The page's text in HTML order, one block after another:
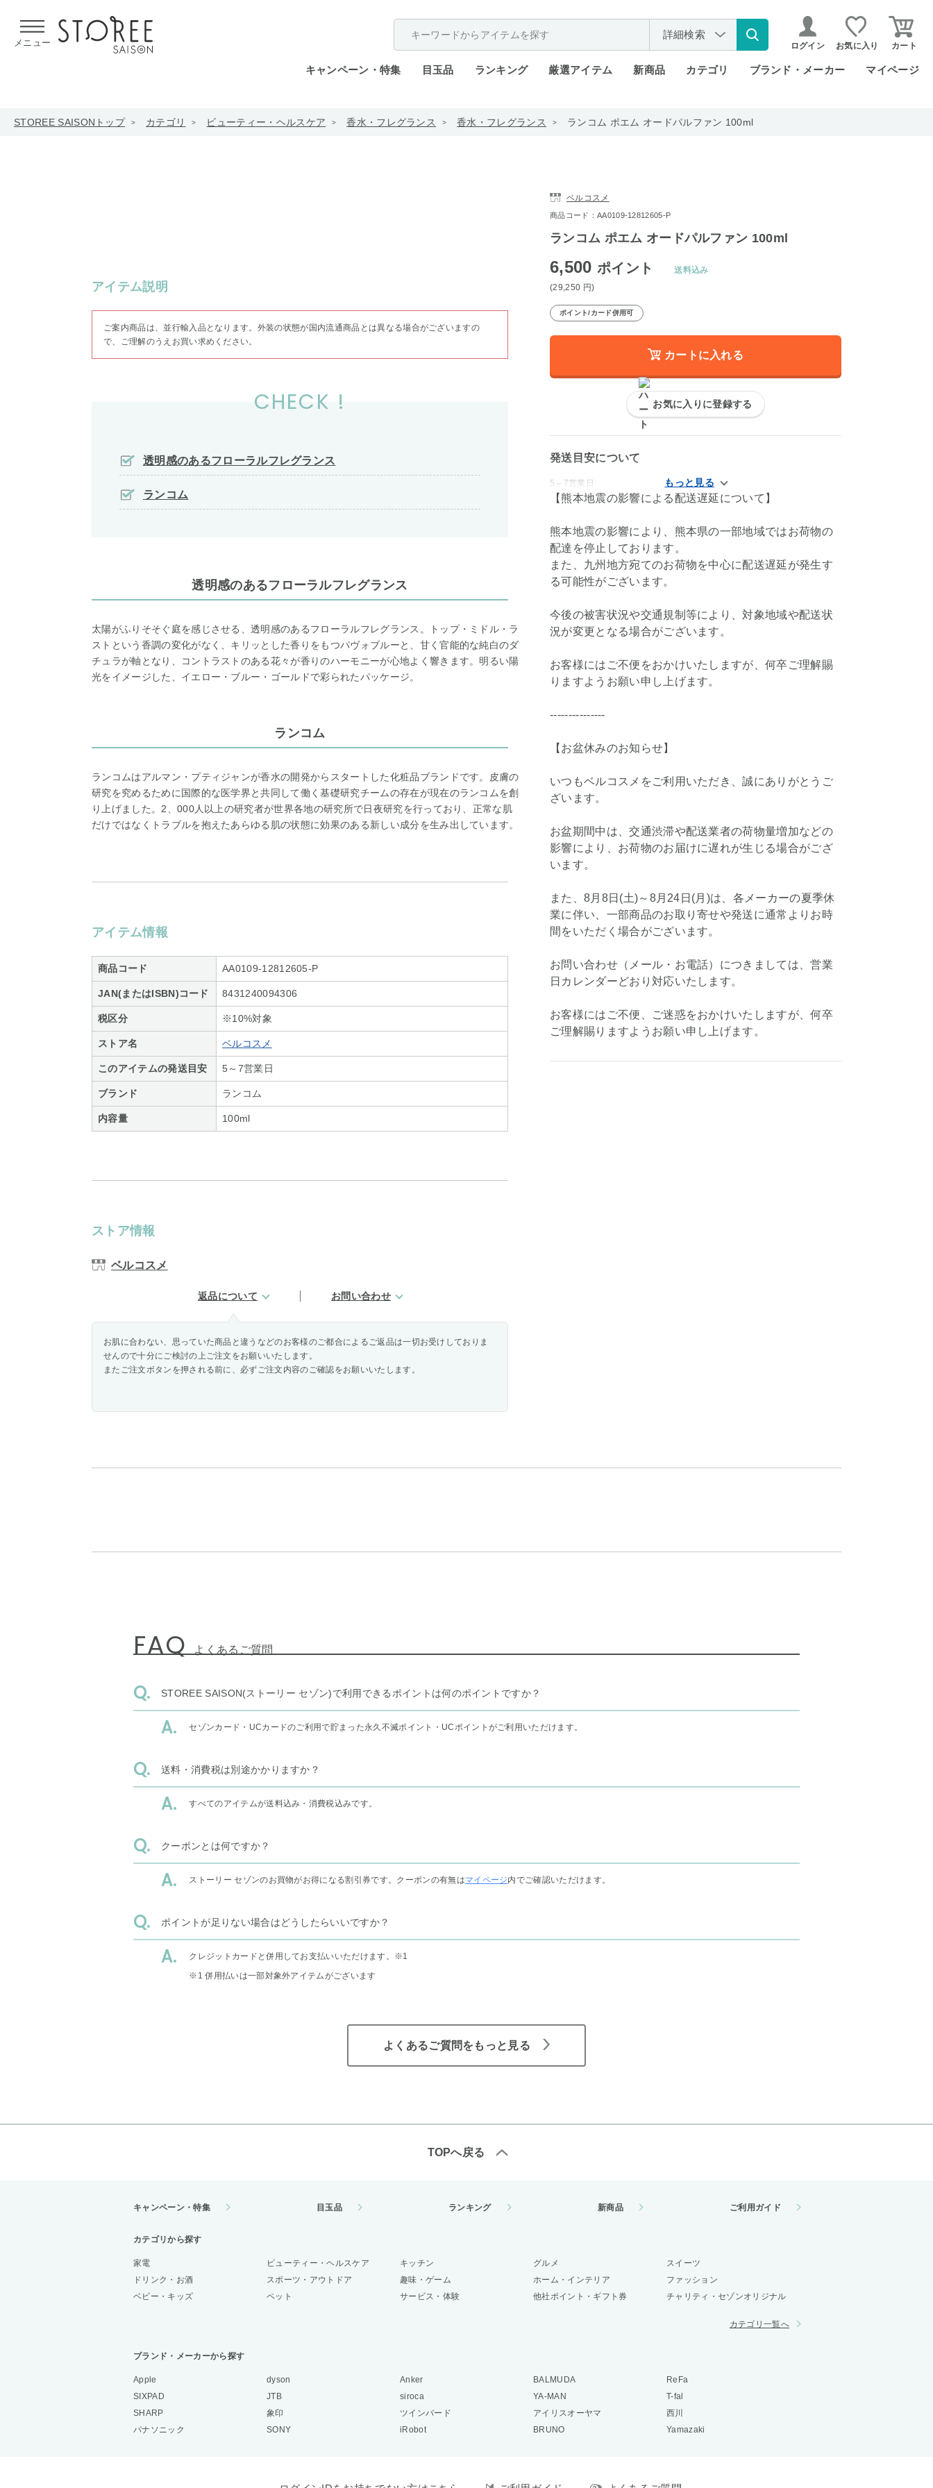
メニュー
詳細検索
ログイン お気に入り カート
キャンペーン・特集 目玉品 ランキング 厳選アイテム 新商品 カテゴリ ブランド・メーカー マイページ
STOREE SAISONトップ カテゴリ ビューティー・ヘルスケア 香水・フレグランス 香水・フレグランス ランコム ポエム オードパルファン 100ml
アイテム説明
ご案内商品は、並行輸入品となります。外装の状態が国内流通商品とは異なる場合がございますの
で、ご理解のうえお買い求めください。
CHECK !
透明感のあるフローラルフレグランス
ランコム
透明感のあるフローラルフレグランス
太陽がふりそそぐ庭を感じさせる、透明感のあるフローラルフレグランス。トップ・ミドル・ラ
ストという香調の変化がなく、キリッとした香りをもつパヴォブルーと、甘く官能的な純白のダ
チュラが軸となり、コントラストのある花々が香りのハーモニーが心地よく響きます。明るい陽
光をイメージした、イエロー・ブルー・ゴールドで彩られたパッケージ。
ランコム
ランコムはアルマン・プティジャンが香水の開発からスタートした化粧品ブランドです。皮膚の
研究を究めるために国際的な医学界と共同して働く基礎研究チームの存在が現在のランコムを創
り上げました。2、000人以上の研究者が世界各地の研究所で日夜研究を行っており、正常な肌
だけではなくトラブルを抱えたあらゆる肌の状態に効果のある新しい成分を生み出しています。
アイテム情報
商品コード AA0109-12812605-P
JAN(またはISBN)コード 8431240094306
税区分 ※10%対象
ストア名 ベルコスメ
このアイテムの発送目安 5～7営業日
ブランド ランコム
内容量 100ml
ストア情報
ベルコスメ
返品について お問い合わせ
お肌に合わない、思っていた商品と違うなどのお客様のご都合によるご返品は一切お受けしておりま
せんので十分にご検討の上ご注文をお願いいたします。
またご注文ボタンを押される前に、必ずご注文内容のご確認をお願いいたします。
ベルコスメ
商品コード：AA0109-12812605-P
ランコム ポエム オードパルファン 100ml
6,500 ポイント
(29,250 円)
送料込み
ポイント/カード併用可
カートに入れる
お気に入りに登録する
発送目安について
5～7営業日
【熊本地震の影響による配送遅延について】
熊本地震の影響により、熊本県の一部地域ではお荷物の
配達を停止しております。
また、九州地方宛てのお荷物を中心に配送遅延が発生す
る可能性がございます。
今後の被害状況や交通規制等により、対象地域や配送状
況が変更となる場合がございます。
お客様にはご不便をおかけいたしますが、何卒ご理解賜
りますようお願い申し上げます。
---------------
【お盆休みのお知らせ】
いつもベルコスメをご利用いただき、誠にありがとうご
ざいます。
お盆期間中は、交通渋滞や配送業者の荷物量増加などの
影響により、お荷物のお届けに遅れが生じる場合がござ
います。
また、8月8日(土)～8月24日(月)は、各メーカーの夏季休
業に伴い、一部商品のお取り寄せや発送に通常よりお時
間をいただく場合がございます。
お問い合わせ（メール・お電話）につきましては、営業
日カレンダーどおり対応いたします。
お客様にはご不便、ご迷惑をおかけいたしますが、何卒
ご理解賜りますようお願い申し上げます。
FAQ よくあるご質問
STOREE SAISON(ストーリー セゾン)で利用できるポイントは何のポイントですか？
セゾンカード・UCカードのご利用で貯まった永久不滅ポイント・UCポイントがご利用いただけます。
送料・消費税は別途かかりますか？
すべてのアイテムが送料込み・消費税込みです。
クーポンとは何ですか？
ストーリー セゾンのお買物がお得になる割引券です。クーポンの有無はマイページ内でご確認いただけます。
ポイントが足りない場合はどうしたらいいですか？
クレジットカードと併用してお支払いいただけます。 ※1
※1 併用払いは一部対象外アイテムがございます
よくあるご質問をもっと見る
TOPへ戻る
キャンペーン・特集 目玉品 ランキング 新商品 ご利用ガイド
カテゴリから探す
家電 ビューティー・ヘルスケア キッチン グルメ
スイーツ
ドリンク・お酒
スポーツ・アウトドア 趣味・ゲーム ホーム・インテリア
ファッション
ベビー・キッズ
ペット サービス・体験 他社ポイント・ギフト券 チャリティ・セゾンオリジナル
カテゴリ一覧へ
ブランド・メーカーから探す
Apple dyson Anker BALMUDA
ReFa
SIXPAD
JTB siroca YA-MAN
T-fal
SHARP
象印 ツインバード アイリスオーヤマ
西川
パナソニック
SONY iRobot BRUNO Yamazaki